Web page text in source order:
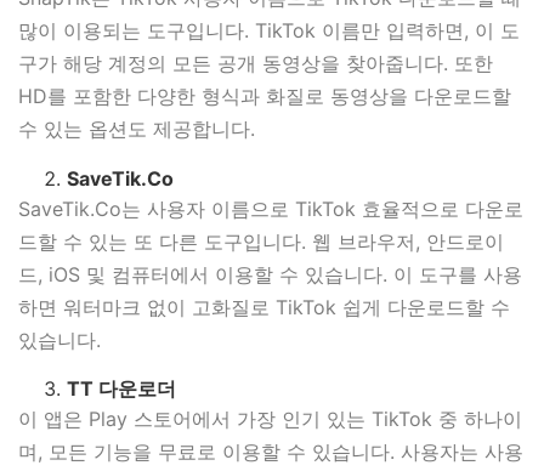
많이 이용되는 도구입니다. TikTok 이름만 입력하면, 이 도
구가 해당 계정의 모든 공개 동영상을 찾아줍니다. 또한
HD를 포함한 다양한 형식과 화질로 동영상을 다운로드할
수 있는 옵션도 제공합니다.
SaveTik.Co
SaveTik.Co는 사용자 이름으로 TikTok 효율적으로 다운로
드할 수 있는 또 다른 도구입니다. 웹 브라우저, 안드로이
드, iOS 및 컴퓨터에서 이용할 수 있습니다. 이 도구를 사용
하면 워터마크 없이 고화질로 TikTok 쉽게 다운로드할 수
있습니다.
TT 다운로더
이 앱은 Play 스토어에서 가장 인기 있는 TikTok 중 하나이
며, 모든 기능을 무료로 이용할 수 있습니다. 사용자는 사용